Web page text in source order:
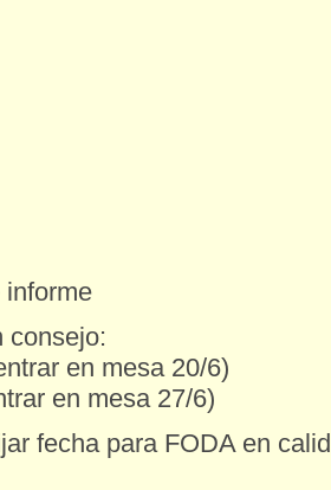
informe
consejo:
en mesa 20/6)
en mesa 27/6)
fecha para FODA en